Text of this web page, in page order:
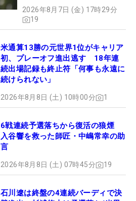
2026年8月7日 (金) 17時29分
19
米通算13勝の元世界1位がキャリア
初、プレーオフ進出逃す 18年連
続出場記録も終止符「何事も永遠に
続けられない」
2026年8月8日 (土) 10時00分 1
6戦連続予選落ちから復活の狼煙
入谷響を救った師匠・中嶋常幸の助
言
2026年8月8日 (土) 07時45分 19
石川遼は終盤の4連続バーディで決